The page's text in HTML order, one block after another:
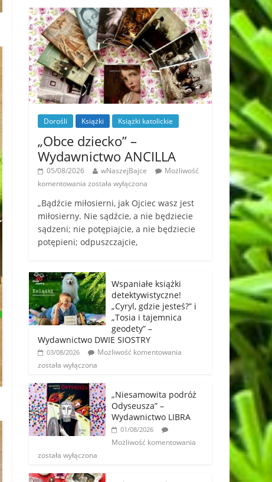
Dorośli Książki Książki katolickie
„Obce dziecko” –
Wydawnictwo ANCILLA
05/08/2026 wNaszejBajce
Możliwość
komentowania została wyłączona
„Bądźcie miłosierni, jak Ojciec wasz jest
miłosierny. Nie sądźcie, a nie będziecie
sądzeni; nie potępiajcie, a nie będziecie
potępieni; odpuszczajcie,
Wspaniałe książki
detektywistyczne!
„Cyryl, gdzie jesteś?” i
„Tosia i tajemnica
geodety” –
Wydawnictwo DWIE SIOSTRY
03/08/2026
Możliwość komentowania
została wyłączona
„Niesamowita podróż
Odyseusza” –
Wydawnictwo LIBRA
01/08/2026
Możliwość komentowania
została wyłączona